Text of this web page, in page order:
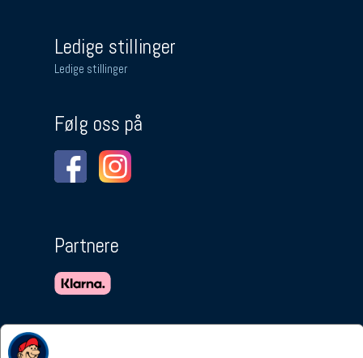
Ledige stillinger
Ledige stillinger
Følg oss på
Partnere